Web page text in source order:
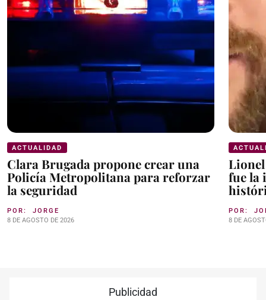
ACTUALIDAD
Clara Brugada propone crear una
Policía Metropolitana para reforzar
la seguridad
POR: JORGE
8 DE AGOSTO DE 2026
fue la
POR:
8 DE
Publicidad